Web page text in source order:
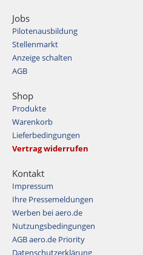
Jobs
Pilotenausbildung
Stellenmarkt
Anzeige schalten
AGB
Shop
Produkte
Warenkorb
Lieferbedingungen
Vertrag widerrufen
Kontakt
Impressum
Ihre Pressemeldungen
Werben bei aero.de
Nutzungsbedingungen
AGB aero.de Priority
Datenschutzerklärung